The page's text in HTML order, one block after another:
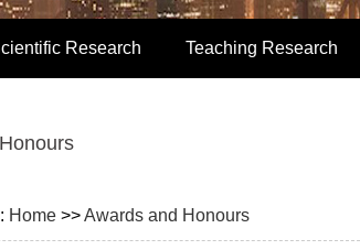
Research Teaching Research
Home >>Awards and Honours